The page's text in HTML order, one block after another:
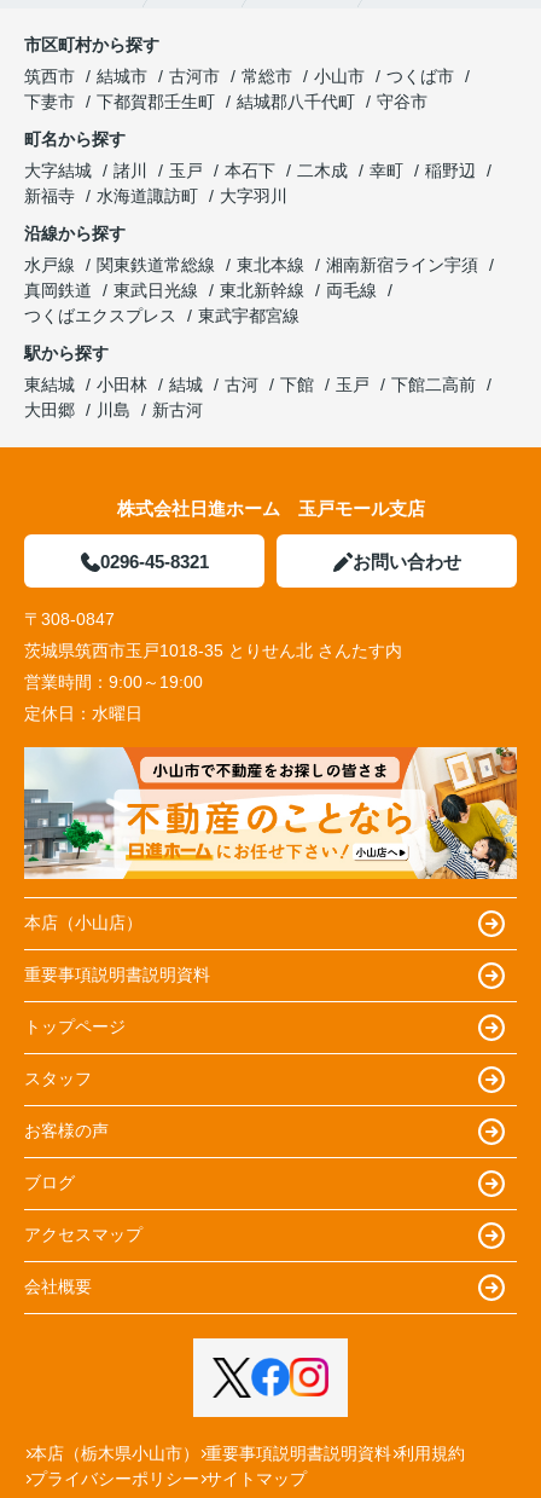
市区町村から探す
筑西市
結城市 古河市 常総市 小山市
つくば市
下妻市
下都賀郡壬生町 結城郡八千代町
守谷市
町名から探す
大字結城
諸川 玉戸 本石下 二木成 幸町
稲野辺
新福寺
水海道諏訪町
大字羽川
沿線から探す
水戸線
関東鉄道常総線 東北本線
湘南新宿ライン宇須
真岡鉄道
東武日光線 東北新幹線
両毛線
つくばエクスプレス
東武宇都宮線
駅から探す
東結城
小田林 結城 古河 下館 玉戸
下館二高前
大田郷
川島 新古河
株式会社日進ホーム 玉戸モール支店
0296-45-8321 お問い合わせ
〒308-0847
茨城県筑西市玉戸1018-35 とりせん北 さんたす内
営業時間： 9:00～19:00
定休日： 水曜日
本店（小山店）
重要事項説明書説明資料
トップページ
スタッフ
お客様の声
ブログ
アクセスマップ
会社概要
本店（栃木県小山市） 重要事項説明書説明資料 利用規約
プライバシーポリシー サイトマップ